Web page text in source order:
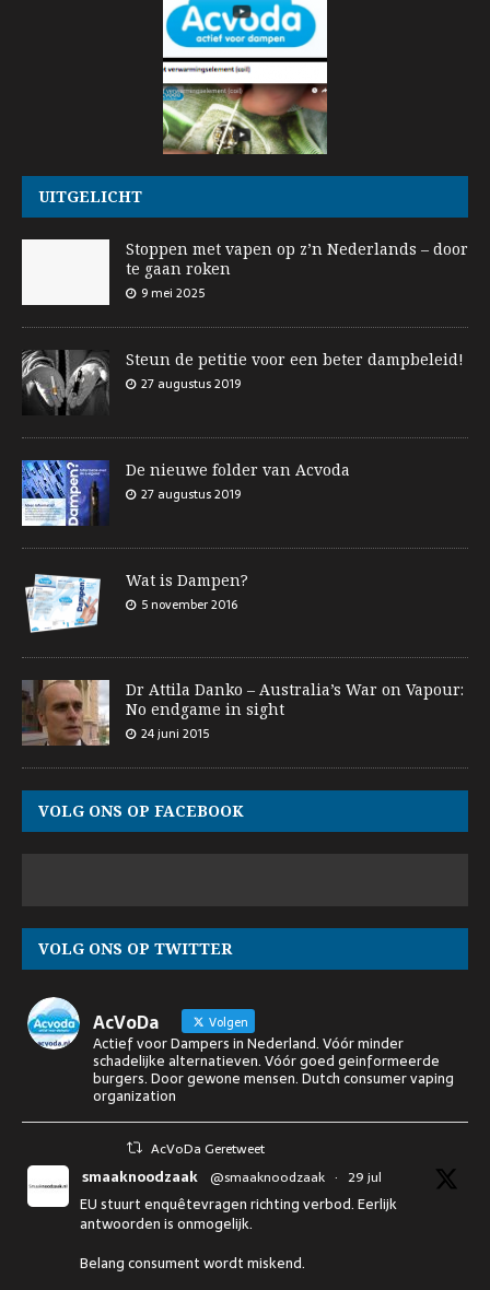
UITGELICHT
Stoppen met vapen op z’n Nederlands – door
te gaan roken
9 mei 2025
Steun de petitie voor een beter dampbeleid!
27 augustus 2019
De nieuwe folder van Acvoda
27 augustus 2019
Wat is Dampen?
5 november 2016
Dr Attila Danko – Australia’s War on Vapour:
No endgame in sight
24 juni 2015
VOLG ONS OP FACEBOOK
VOLG ONS OP TWITTER
AcVoDa Volgen
Actief voor Dampers in Nederland. Vóór minder
schadelijke alternatieven. Vóór goed geinformeerde
burgers. Door gewone mensen. Dutch consumer vaping
organization
AcVoDa Geretweet
smaaknoodzaak @smaaknoodzaak · 29 jul
EU stuurt enquêtevragen richting verbod. Eerlijk
antwoorden is onmogelijk.
Belang consument wordt miskend.